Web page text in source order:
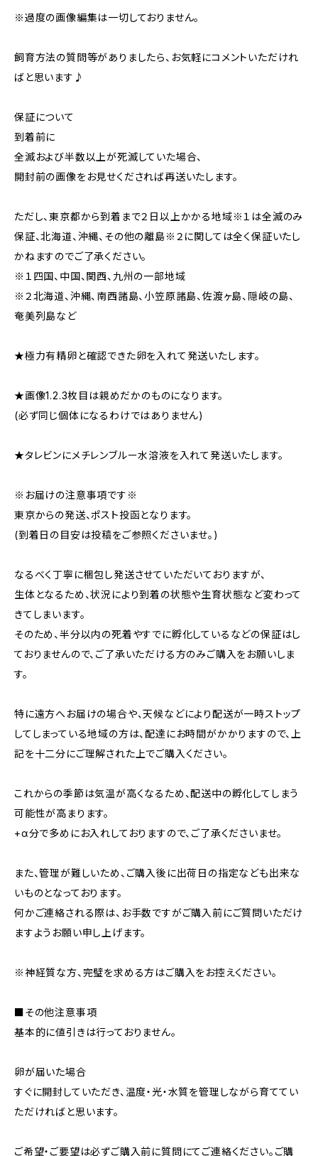
※過度の画像編集は一切しておりません。
飼育方法の質問等がありましたら、お気軽にコメントいただけれ
ばと思います♪
保証について
到着前に
全滅および半数以上が死滅していた場合、
開封前の画像をお見せくだされば再送いたします。
ただし、東京都から到着まで２日以上かかる地域※１は全滅のみ
保証、北海道、沖縄、その他の離島※２に関しては全く保証いたし
かねますのでご了承ください。
※１四国、中国、関西、九州の一部地域
※２北海道、沖縄、南西諸島、小笠原諸島、佐渡ヶ島、隠岐の島、
奄美列島など
★極力有精卵と確認できた卵を入れて発送いたします。
★画像1.2.3枚目は親めだかのものになります。
(必ず同じ個体になるわけではありません)
★タレビンにメチレンブルー水溶液を入れて発送いたします。
※お届けの注意事項です※
東京からの発送、ポスト投函となります。
(到着日の目安は投稿をご参照くださいませ。)
なるべく丁寧に梱包し発送させていただいておりますが、
生体となるため、状況により到着の状態や生育状態など変わって
きてしまいます。
そのため、半分以内の死着やすでに孵化しているなどの保証はし
ておりませんので、ご了承いただける方のみご購入をお願いしま
す。
特に遠方へお届けの場合や、天候などにより配送が一時ストップ
してしまっている地域の方は、配達にお時間がかかりますので、上
記を十二分にご理解された上でご購入ください。
これからの季節は気温が高くなるため、配送中の孵化してしまう
可能性が高まります。
+α分で多めにお入れしておりますので、ご了承くださいませ。
また、管理が難しいため、ご購入後に出荷日の指定なども出来な
いものとなっております。
何かご連絡される際は、お手数ですがご購入前にご質問いただけ
ますようお願い申し上げます。
※神経質な方、完璧を求める方はご購入をお控えください。
■その他注意事項
基本的に値引きは行っておりません。
卵が届いた場合
すぐに開封していただき、温度・光・水質を管理しながら育ててい
ただければと思います。
ご希望・ご要望は必ずご購入前に質問にてご連絡ください。ご購